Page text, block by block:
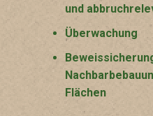
und
Überwachung
Flächen